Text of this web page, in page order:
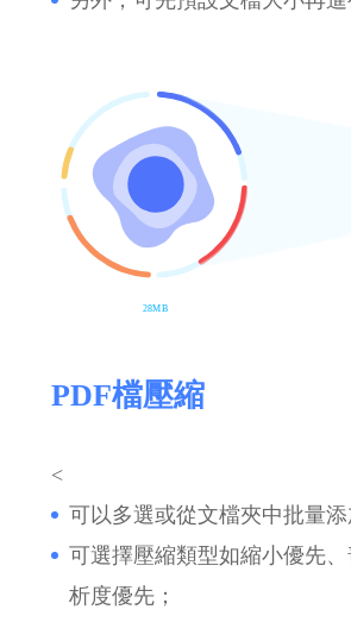
28MB
PDF檔壓縮
<
可以多選或從文檔夾中批量添
可選擇壓縮類型如縮小優先
析度優先；